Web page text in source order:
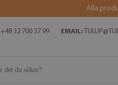
Alla
+48 32 700 37 99 EMAIL: